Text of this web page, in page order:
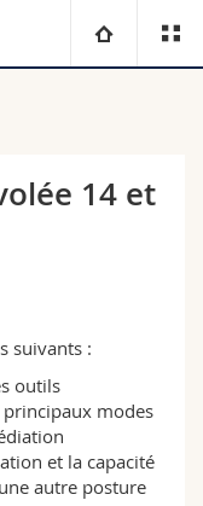
Fak.
14 et
suivants :
outils
modes
et la capacité
autre posture